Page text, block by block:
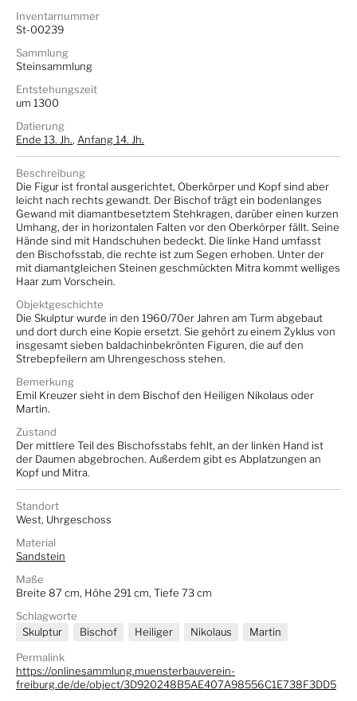
Inventarnummer
St-00239
Sammlung
Steinsammlung
Entstehungszeit
um 1300
Datierung
Ende 13. Jh., Anfang 14. Jh.
Beschreibung
Die Figur ist frontal ausgerichtet, Oberkörper und Kopf sind aber
leicht nach rechts gewandt. Der Bischof trägt ein bodenlanges
Gewand mit diamantbesetztem Stehkragen, darüber einen kurzen
Umhang, der in horizontalen Falten vor den Oberkörper fällt. Seine
Hände sind mit Handschuhen bedeckt. Die linke Hand umfasst
den Bischofsstab, die rechte ist zum Segen erhoben. Unter der
mit diamantgleichen Steinen geschmückten Mitra kommt welliges
Haar zum Vorschein.
Objektgeschichte
Die Skulptur wurde in den 1960/70er Jahren am Turm abgebaut
und dort durch eine Kopie ersetzt. Sie gehört zu einem Zyklus von
insgesamt sieben baldachinbekrönten Figuren, die auf den
Strebepfeilern am Uhrengeschoss stehen.
Bemerkung
Emil Kreuzer sieht in dem Bischof den Heiligen Nikolaus oder
Martin.
Zustand
Der mittlere Teil des Bischofsstabs fehlt, an der linken Hand ist
der Daumen abgebrochen. Außerdem gibt es Abplatzungen an
Kopf und Mitra.
Standort
West, Uhrgeschoss
Material
Sandstein
Maße
Breite 87 cm, Höhe 291 cm, Tiefe 73 cm
Schlagworte
Skulptur
Bischof Heiliger Nikolaus
Martin
Permalink
https://onlinesammlung.muensterbauverein-
freiburg.de/de/object/3D920248B5AE407A98556C1E738F3DD5